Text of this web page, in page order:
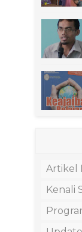
Artikel
Kenali